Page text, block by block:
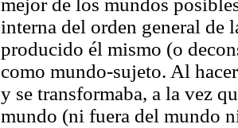
mejor de los mundos
interna del orden general de
producido él mismo (o
como mundo-sujeto. Al
y se transformaba, a la vez
mundo (ni fuera del mundo